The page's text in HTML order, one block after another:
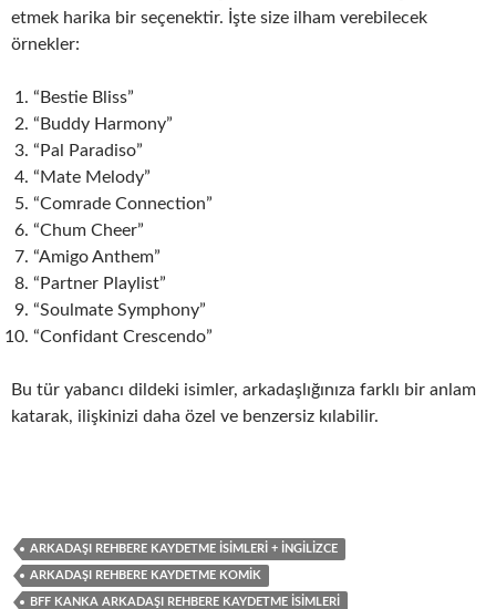
etmek harika bir seçenektir. İşte size ilham verebilecek
örnekler:
“Bestie Bliss”
“Buddy Harmony”
“Pal Paradiso”
“Mate Melody”
“Comrade Connection”
“Chum Cheer”
“Amigo Anthem”
“Partner Playlist”
“Soulmate Symphony”
“Confidant Crescendo”
Bu tür yabancı dildeki isimler, arkadaşlığınıza farklı bir anlam
katarak, ilişkinizi daha özel ve benzersiz kılabilir.
ARKADAŞI REHBERE KAYDETME İSIMLERI + İNGILIZCE
ARKADAŞI REHBERE KAYDETME KOMIK
BFF KANKA ARKADAŞI REHBERE KAYDETME İSIMLERI